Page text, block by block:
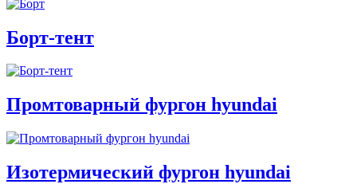
Борт-тент
Промтоварный фургон hyundai
Изотермический фургон hyundai